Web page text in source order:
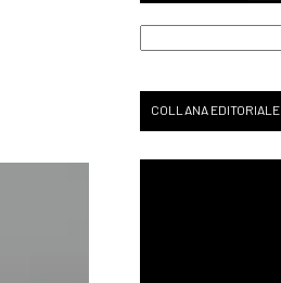
COLLANA EDITORIALE